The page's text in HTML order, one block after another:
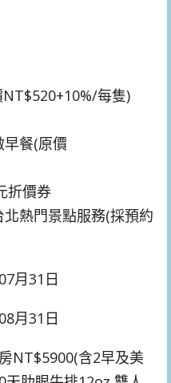
每隻)
早餐(原價
折價券
熱門景點服務(採預約
月31日
月31日
NT$5900(含2早及美